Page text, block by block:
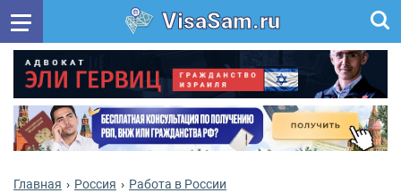
VisaSam.ru
Главная Россия Работа в России